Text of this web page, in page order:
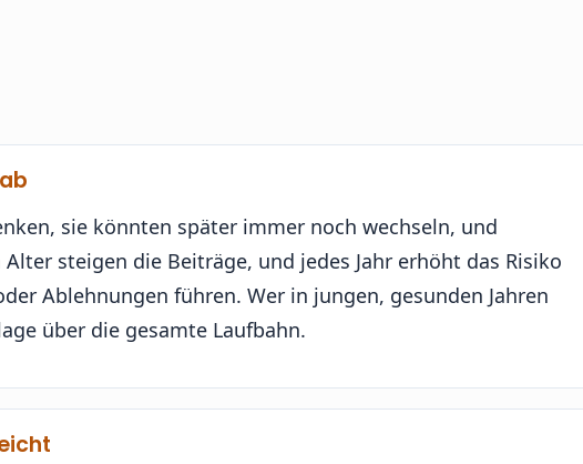
sie könnten später immer noch wechseln, und
steigen die Beiträge, und jedes Jahr erhöht das Risiko
Ablehnungen führen. Wer in jungen, gesunden Jahren
über die gesamte Laufbahn.